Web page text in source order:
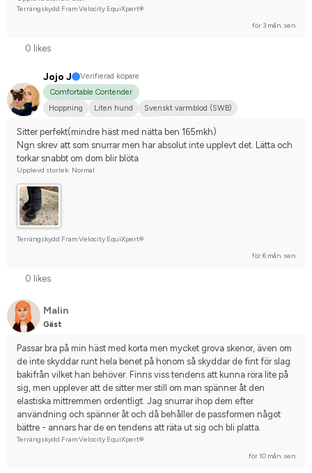
Terrängskydd Fram Velocity EquiXpert®
för 3 mån. sen
0 likes
Jojo J
Verifierad köpare
Comfortable Contender
Hoppning
Liten hund
Svenskt varmblod (SWB)
Sitter perfekt(mindre häst med nätta ben 165mkh)
Ngn skrev att som snurrar men har absolut inte upplevt det. Lätta och
torkar snabbt om dom blir blöta
Upplevd storlek: Normal
Terrängskydd Fram Velocity EquiXpert®
för 6 mån. sen
0 likes
Malin
Gäst
Passar bra på min häst med korta men mycket grova skenor, även om
de inte skyddar runt hela benet på honom så skyddar de fint för slag
bakifrån vilket han behöver. Finns viss tendens att kunna röra lite på
sig, men upplever att de sitter mer still om man spänner åt den
elastiska mittremmen ordentligt. Jag snurrar ihop dem efter
användning och spänner åt och då behåller de passformen något
bättre - annars har de en tendens att räta ut sig och bli platta.
Terrängskydd Fram Velocity EquiXpert®
för 10 mån. sen